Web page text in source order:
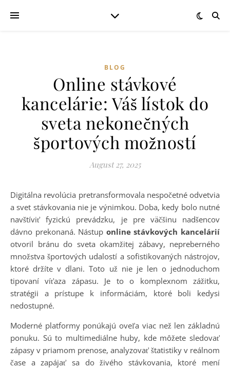
BLOG
Online stávkové
kancelárie: Váš lístok do
sveta nekonečných
športových možností
August 27, 2025
Digitálna revolúcia pretransformovala nespočetné odvetvia
a svet stávkovania nie je výnimkou. Doba, kedy bolo nutné
navštíviť fyzickú prevádzku, je pre väčšinu nadšencov
dávno prekonaná. Nástup online stávkových kancelárií
otvoril bránu do sveta okamžitej zábavy, nepreberného
množstva športových udalostí a sofistikovaných nástrojov,
ktoré držíte v dlani. Toto už nie je len o jednoduchom
tipovaní víťaza zápasu. Je to o komplexnom zážitku,
stratégii a prístupe k informáciám, ktoré boli kedysi
nedostupné.
Moderné platformy ponúkajú oveľa viac než len základnú
ponuku. Sú to multimediálne huby, kde môžete sledovať
zápasy v priamom prenose, analyzovať štatistiky v reálnom
čase a zapájať sa do živého stávkovania, ktoré mení